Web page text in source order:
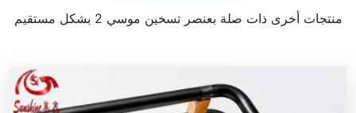
منتجات أخرى ذات صلة بعنصر تسخين موسي 2 بشكل مستقيم